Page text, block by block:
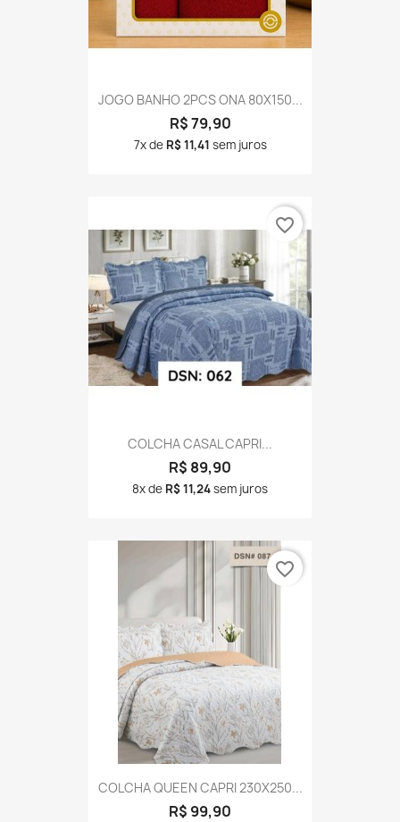
JOGO BANHO 2PCS ONA 80X150...
R$ 79,90
7x de R$ 11,41 sem juros
COLCHA CASAL CAPRI...
R$ 89,90
8x de R$ 11,24sem juros
favorite_border
COLCHA QUEEN CAPRI 230X250...
R$ 99,90
favorite_border